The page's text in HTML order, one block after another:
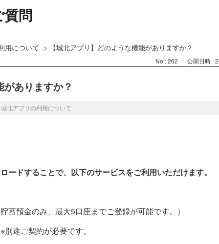
質問
用について > 【城北アプリ】どのような機能がありますか？
No : 262 公開日時 :
がありますか？
城北アプリの利用について
ードすることで、以下のサービスをご利用いただけます。
預金のみ、最大5口座までご登録が可能です。）
途ご契約が必要です。